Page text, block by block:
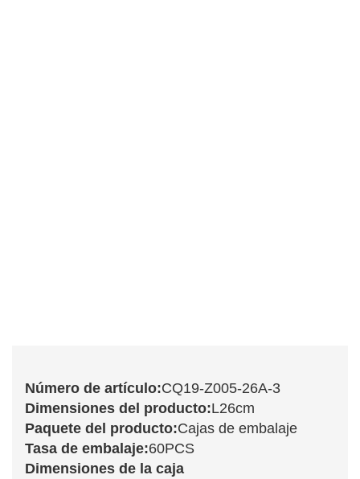
Número de artículo:CQ19-Z005-26A-3
Dimensiones del producto:L26cm
Paquete del producto:Cajas de embalaje
Tasa de embalaje:60PCS
Dimensiones de la caja